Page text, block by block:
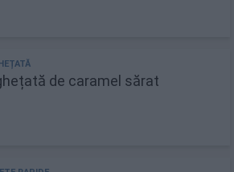
de caramel sărat